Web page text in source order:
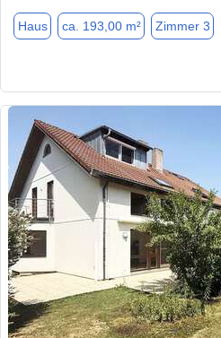
Haus ca. 193,00 m² Zimmer 3